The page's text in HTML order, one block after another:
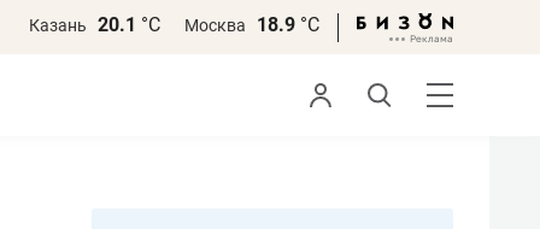
Казань 20.1 °С Москва 18.9 °С